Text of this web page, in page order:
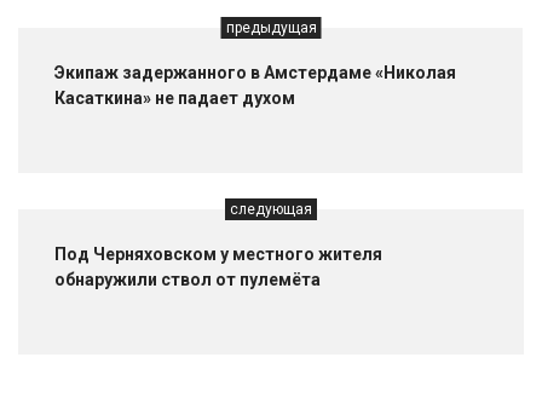
предыдущая
Экипаж задержанного в Амстердаме «Николая
Касаткина» не падает духом
следующая
Под Черняховском у местного жителя
обнаружили ствол от пулемёта